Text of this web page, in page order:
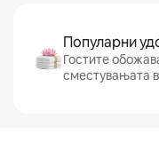
Популарни
Гостите
сместувањата